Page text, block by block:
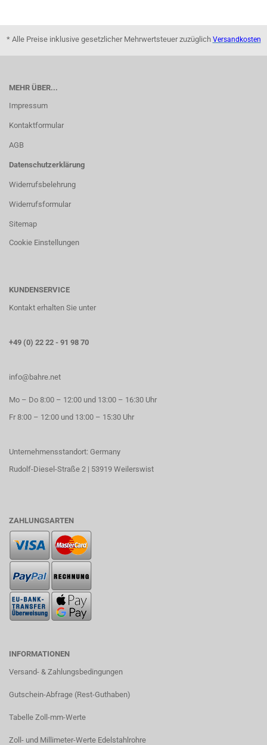
* Alle Preise inklusive gesetzlicher Mehrwertsteuer zuzüglich Versandkosten
MEHR ÜBER...
Impressum
Kontaktformular
AGB
Datenschutzerklärung
Widerrufsbelehrung
Widerrufsformular
Sitemap
Cookie Einstellungen
KUNDENSERVICE
Kontakt erhalten Sie unter
+49 (0) 22 22 - 91 98 70
info@bahre.net
Mo – Do 8:00 – 12:00 und 13:00 – 16:30 Uhr
Fr 8:00 – 12:00 und 13:00 – 15:30 Uhr
Unternehmensstandort: Germany
Rudolf-Diesel-Straße 2 | 53919 Weilerswist
ZAHLUNGSARTEN
INFORMATIONEN
Versand- & Zahlungsbedingungen​
Gutschein-Abfrage (Rest-Guthaben)
Tabelle Zoll-mm-Werte
Zoll- und Millimeter-Werte Edelstahlrohre